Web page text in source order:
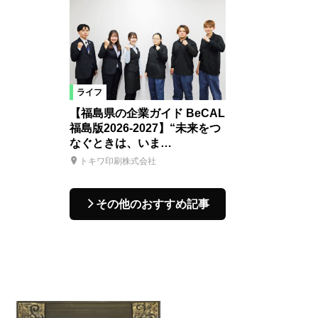
ライフ
【福島県の企業ガイド BeCAL
福島版2026-2027】“未来をつ
なぐときは、いま…
トキワ印刷株式会社
その他のおすすめ記事